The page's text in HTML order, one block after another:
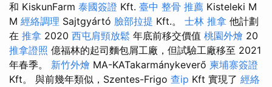
和 KiskunFarm 泰國簽證 Kft. 臺中 整骨 推薦 Kisteleki M
M 經絡調理 Sajtgyártó 臉部拉提 Kft.。 士林 推拿 他計劃
在 推拿 2020 西屯肩頸放鬆 年底前移交價值 桃園外燴 20
推拿證照 億福林的起司麵包屑工廠，但試驗工廠移至 2021
年春季。 新竹外燴 MA-KATakarmánykeverő 柬埔寨簽證
Kft。 與前幾年類似，Szentes-Frigo 查ip Kft 實現了 經絡